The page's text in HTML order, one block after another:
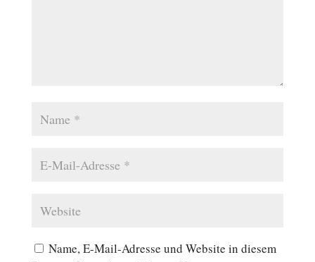
Name, E-Mail-Adresse und Website in diesem